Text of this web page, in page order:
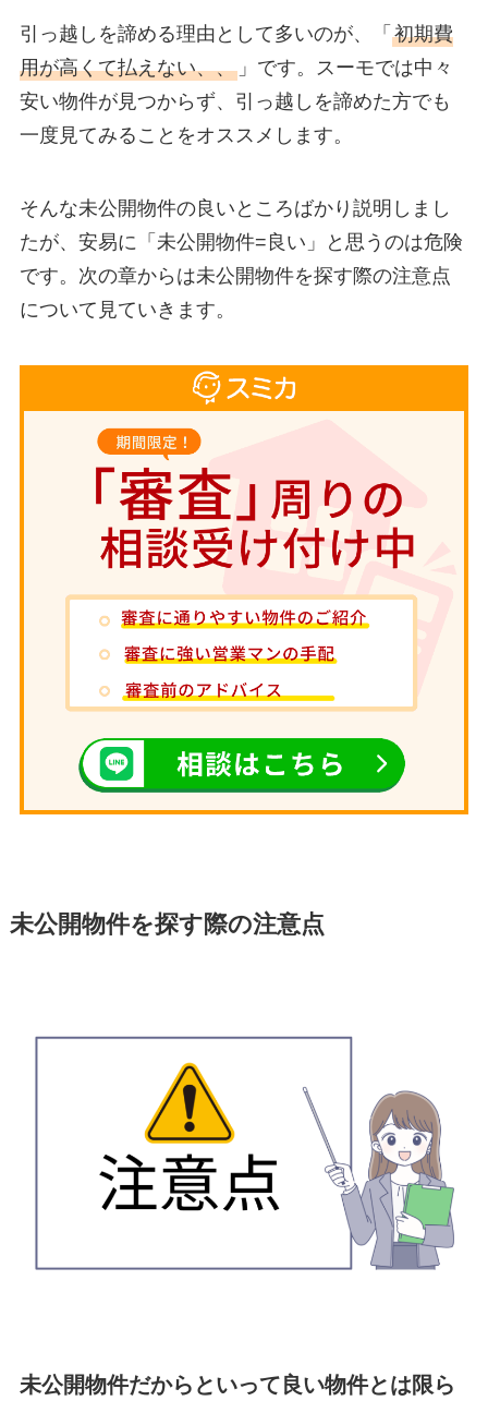
引っ越しを諦める理由として多いのが、「 初期費
用が高くて払えない、、」です。スーモでは中々
安い物件が見つからず、引っ越しを諦めた方でも
一度見てみることをオススメします。
そんな未公開物件の良いところばかり説明しまし
たが、安易に「未公開物件=良い」と思うのは危険
です。次の章からは未公開物件を探す際の注意点
について見ていきます。
未公開物件を探す際の注意点
未公開物件だからといって良い物件とは限ら